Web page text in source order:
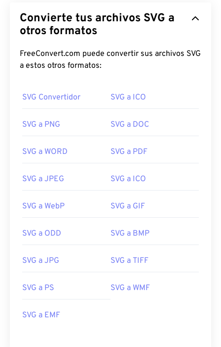
Convierte tus archivos SVG a
otros formatos
FreeConvert.com puede convertir sus archivos SVG
a estos otros formatos:
SVG Convertidor SVG a ICO
SVG a PNG SVG a DOC
SVG a WORD SVG a PDF
SVG a JPEG SVG a ICO
SVG a WebP SVG a GIF
SVG a ODD SVG a BMP
SVG a JPG SVG a TIFF
SVG a PS SVG a WMF
SVG a EMF